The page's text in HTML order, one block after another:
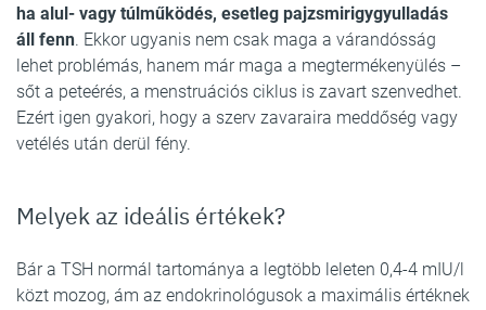
ha alul- vagy túlműködés, esetleg pajzsmirigygyulladás
áll fenn. Ekkor ugyanis nem csak maga a várandósság
lehet problémás, hanem már maga a megtermékenyülés –
sőt a peteérés, a menstruációs ciklus is zavart szenvedhet.
Ezért igen gyakori, hogy a szerv zavaraira meddőség vagy
vetélés után derül fény.
Melyek az ideális értékek?
Bár a TSH normál tartománya a legtöbb leleten 0,4-4 mIU/l
közt mozog, ám az endokrinológusok a maximális értéknek